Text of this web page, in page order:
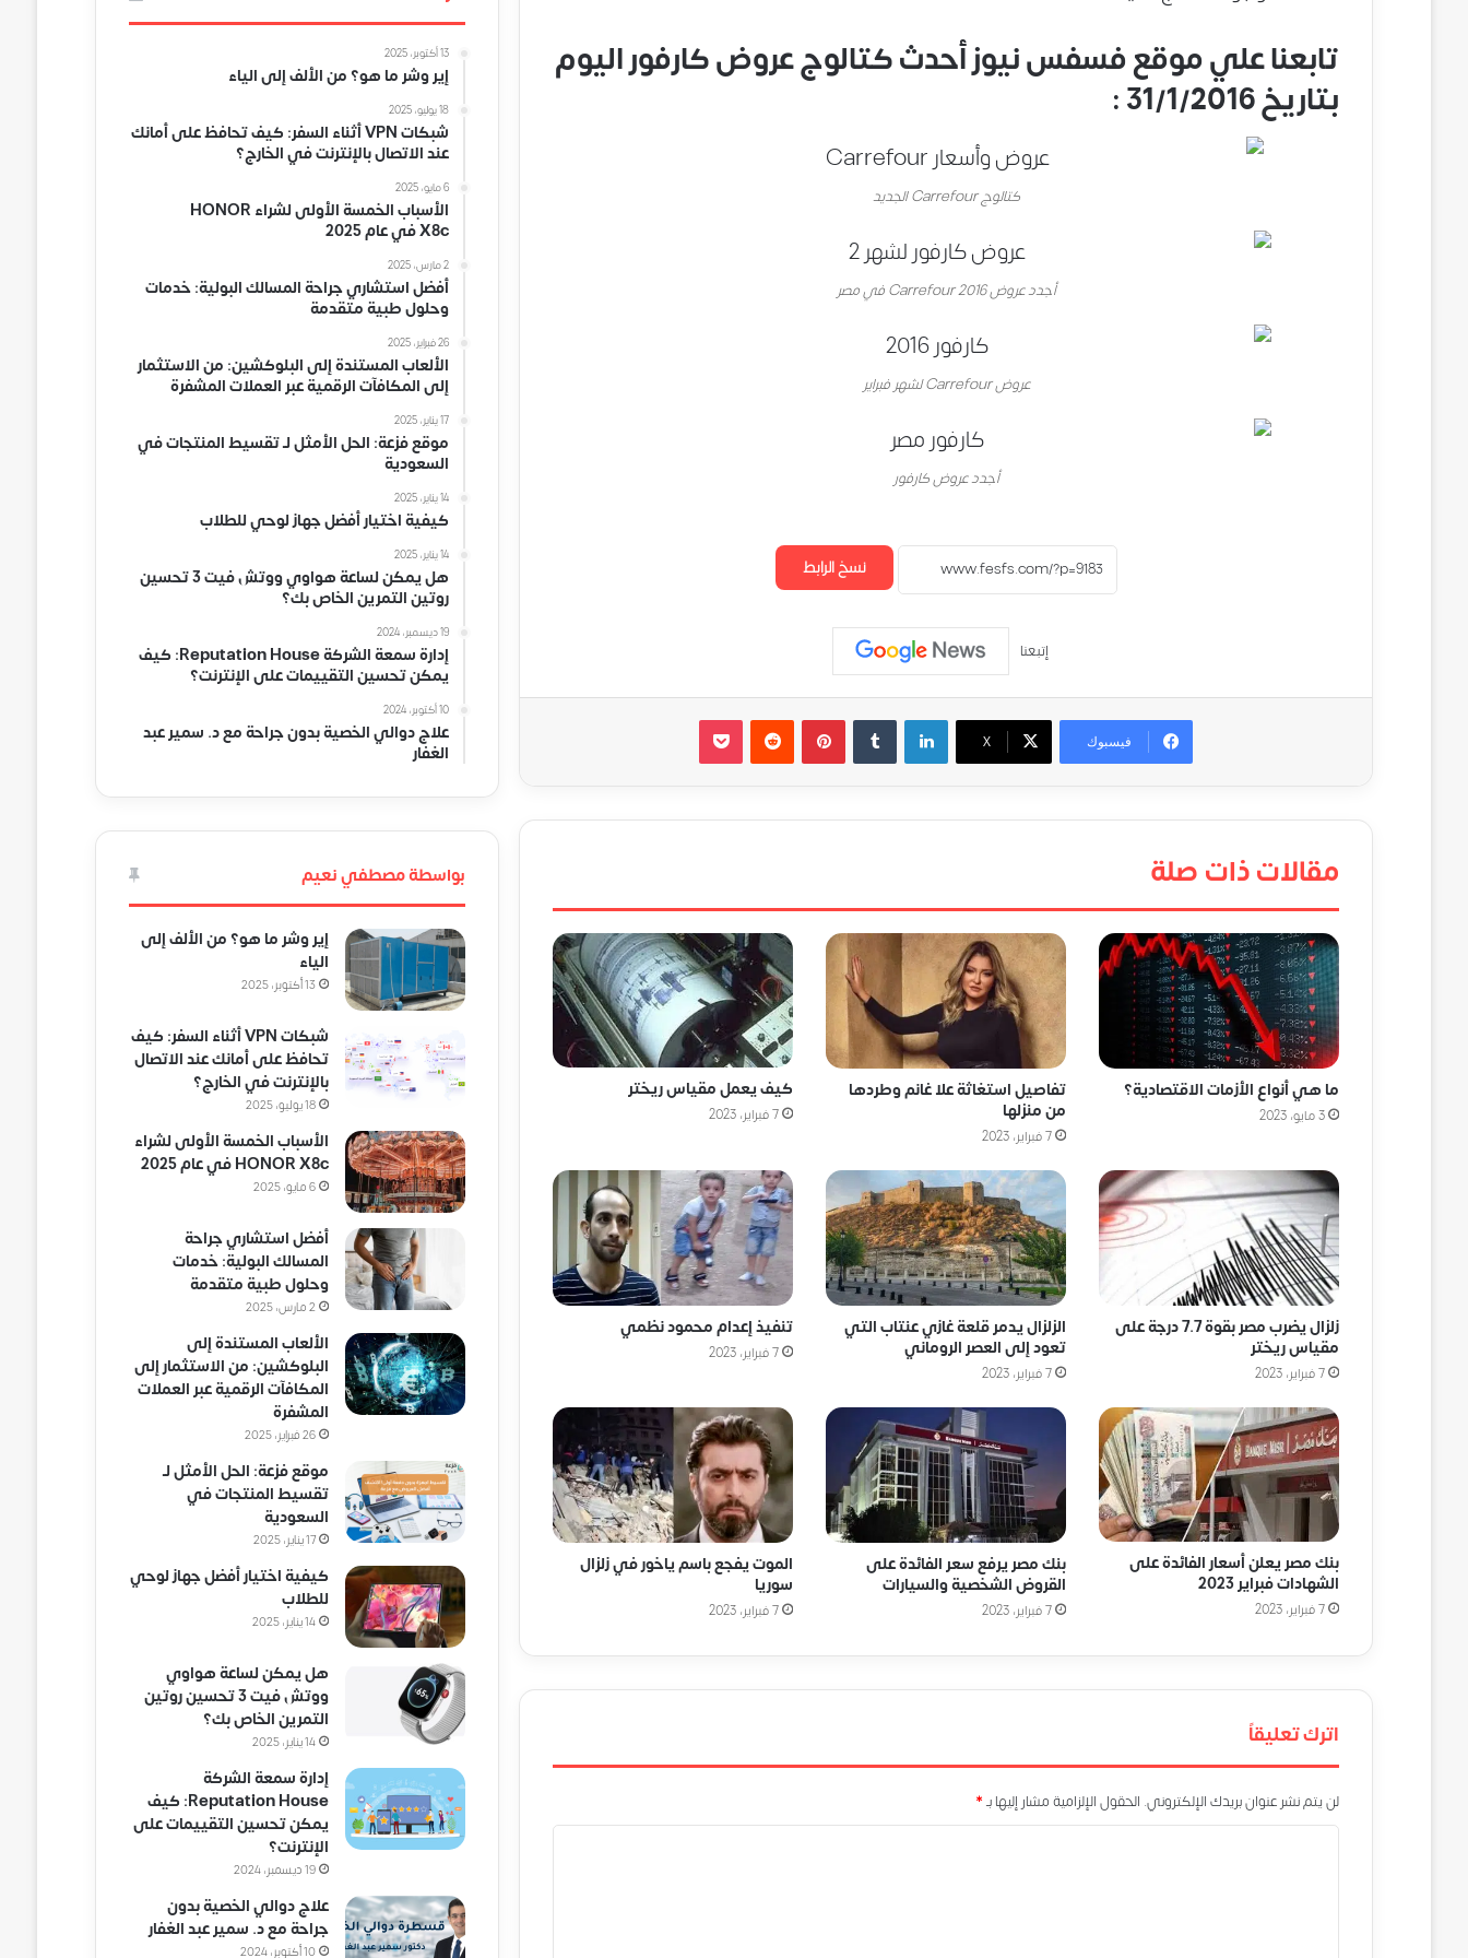
تابعنا علي موقع فسفس نيوز أحدث كتالوج عروض كارفور اليوم
بتاريخ 31/1/2016 :
كتالوج Carrefour الجديد
أجدد عروض Carrefour 2016 في مصر
عروض Carrefour لشهر فبراير
أجدد عروض كارفور
نسخ الرابط
إتبعنا
فيسبوك ‫X
لينكدإن ‏Tumblr بينتيريست ‏Reddit
‫Pocket
مقالات ذات صلة
ما هي أنواع الأزمات الاقتصادية؟
3 مايو، 2023
تفاصيل استغاثة علا غانم وطردها
من منزلها
7 فبراير، 2023
كيف يعمل مقياس ريختر
7 فبراير، 2023
زلزال يضرب مصر بقوة 7.7 درجة على
مقياس ريختر
7 فبراير، 2023
الزلزال يدمر قلعة غازي عنتاب التي
تعود إلى العصر الروماني
7 فبراير، 2023
تنفيذ إعدام محمود نظمي
7 فبراير، 2023
بنك مصر يعلن أسعار الفائدة على
الشهادات فبراير 2023
7 فبراير، 2023
بنك مصر يرفع سعر الفائدة على
القروض الشخصية والسيارات
7 فبراير، 2023
الموت يفجع باسم ياخور في زلزال
سوريا
7 فبراير، 2023
اترك تعليقاً
لن يتم نشر عنوان بريدك الإلكتروني. الحقول الإلزامية مشار إليها بـ*
13 أكتوبر، 2025
إير وشر ما هو؟ من الألف إلى الياء
18 يوليو، 2025
شبكات VPN أثناء السفر: كيف تحافظ على أمانك
عند الاتصال بالإنترنت في الخارج؟
6 مايو، 2025
الأسباب الخمسة الأولى لشراء HONOR
X8c في عام 2025
2 مارس، 2025
أفضل استشاري جراحة المسالك البولية: خدمات
وحلول طبية متقدمة
26 فبراير، 2025
الألعاب المستندة إلى البلوكشين: من الاستثمار
إلى المكافآت الرقمية عبر العملات المشفرة
17 يناير، 2025
موقع فزعة: الحل الأمثل لـ تقسيط المنتجات في
السعودية
14 يناير، 2025
كيفية اختيار أفضل جهاز لوحي للطلاب
14 يناير، 2025
هل يمكن لساعة هواوي ووتش فيت 3 تحسين
روتين التمرين الخاص بك؟
19 ديسمبر، 2024
إدارة سمعة الشركة Reputation House: كيف
يمكن تحسين التقييمات على الإنترنت؟
10 أكتوبر، 2024
علاج دوالي الخصية بدون جراحة مع د. سمير عبد
الغفار
بواسطة مصطفي نعيم
إير وشر ما هو؟ من الألف إلى
الياء
13 أكتوبر، 2025
شبكات VPN أثناء السفر: كيف
تحافظ على أمانك عند الاتصال
بالإنترنت في الخارج؟
18 يوليو، 2025
الأسباب الخمسة الأولى لشراء
HONOR X8c في عام 2025
6 مايو، 2025
أفضل استشاري جراحة
المسالك البولية: خدمات
وحلول طبية متقدمة
2 مارس، 2025
الألعاب المستندة إلى
البلوكشين: من الاستثمار إلى
المكافآت الرقمية عبر العملات
المشفرة
26 فبراير، 2025
موقع فزعة: الحل الأمثل لـ
تقسيط المنتجات في
السعودية
17 يناير، 2025
كيفية اختيار أفضل جهاز لوحي
للطلاب
14 يناير، 2025
هل يمكن لساعة هواوي
ووتش فيت 3 تحسين روتين
التمرين الخاص بك؟
14 يناير، 2025
إدارة سمعة الشركة
Reputation House: كيف
يمكن تحسين التقييمات على
الإنترنت؟
19 ديسمبر، 2024
علاج دوالي الخصية بدون
جراحة مع د. سمير عبد الغفار
10 أكتوبر، 2024